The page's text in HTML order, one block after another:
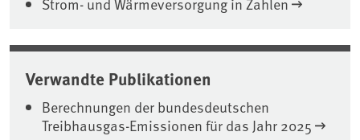
Verwandte Publikationen
Berechnungen der bundesdeutschen
Treibhausgas-Emissionen für das Jahr 2025